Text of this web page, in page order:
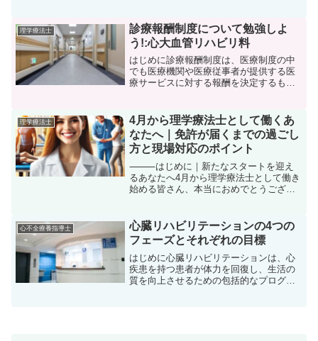
の中で、急に胸の奥に重たさを感じると
きがある。「リハビリしてあげ...
理学療法士
診療報酬制度について勉強しよ
う!:心大血管リハビリ料
はじめに診療報酬制度は、医療制度の中
でも医療機関や医療従事者が提供する医
療サービスに対する報酬を決定するもの
酬を決定する制度です。この制度は、厚
生労働省が定めた診療報酬...
理学療法士
4月から理学療法士として働くあ
なたへ｜免許が届くまでの過ごし
方と現場対応のポイント
⸻はじめに｜新たなスタートを迎え
るあなたへ4月から理学療法士として働き
始める皆さん、本当におめでとうござい
皆さんは、今まさに理学療法士としての
新たなスタートラインに立っ...
心不全療養指導士
心臓リハビリテーションの4つの
フェーズとそれぞれの目標
はじめに心臓リハビリテーションは、心
疾患を持つ患者が体力を回復し、生活の
質を向上させるための包括的なプログラ